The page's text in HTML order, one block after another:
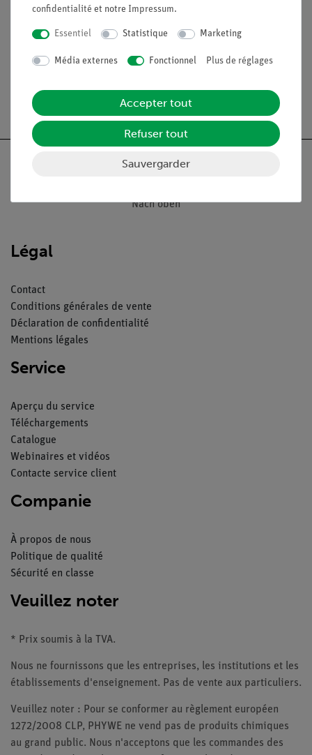
Médias / Téléchargements
Livraison gratuite à partir de 300,- €.
Nach oben
Légal
Contact
Conditions générales de vente
Déclaration de confidentialité
Mentions légales
Service
Aperçu du service
Téléchargements
Catalogue
Webinaires et vidéos
Contacte service client
Companie
À propos de nous
Politique de qualité
Sécurité en classe
Veuillez noter
* Prix soumis à la TVA.
Nous ne fournissons que les entreprises, les institutions et les
établissements d'enseignement. Pas de vente aux particuliers.
Veuillez noter : Pour se conformer au règlement européen
1272/2008 CLP, PHYWE ne vend pas de produits chimiques
au grand public. Nous n'acceptons que les commandes des
confidentialité et notre Impressum.
Essentiel Statistique Marketing
Média externes Fonctionnel Plus de réglages
Accepter tout
Refuser tout
Sauvergarder